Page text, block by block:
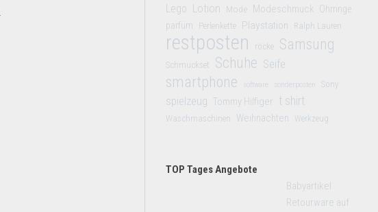
Lego Lotion Mode Modeschmuck Ohrringe
parfüm
Perlenkette Playstation Ralph Lauren
restposten röcke Samsung
Schmuckset Schuhe Seife
smartphone software sonderposten Sony
spielzeug Tommy Hilfiger t shirt
Waschmaschinen Weihnachten Werkzeug
TOP Tages Angebote
Babyartikel
Retourware auf